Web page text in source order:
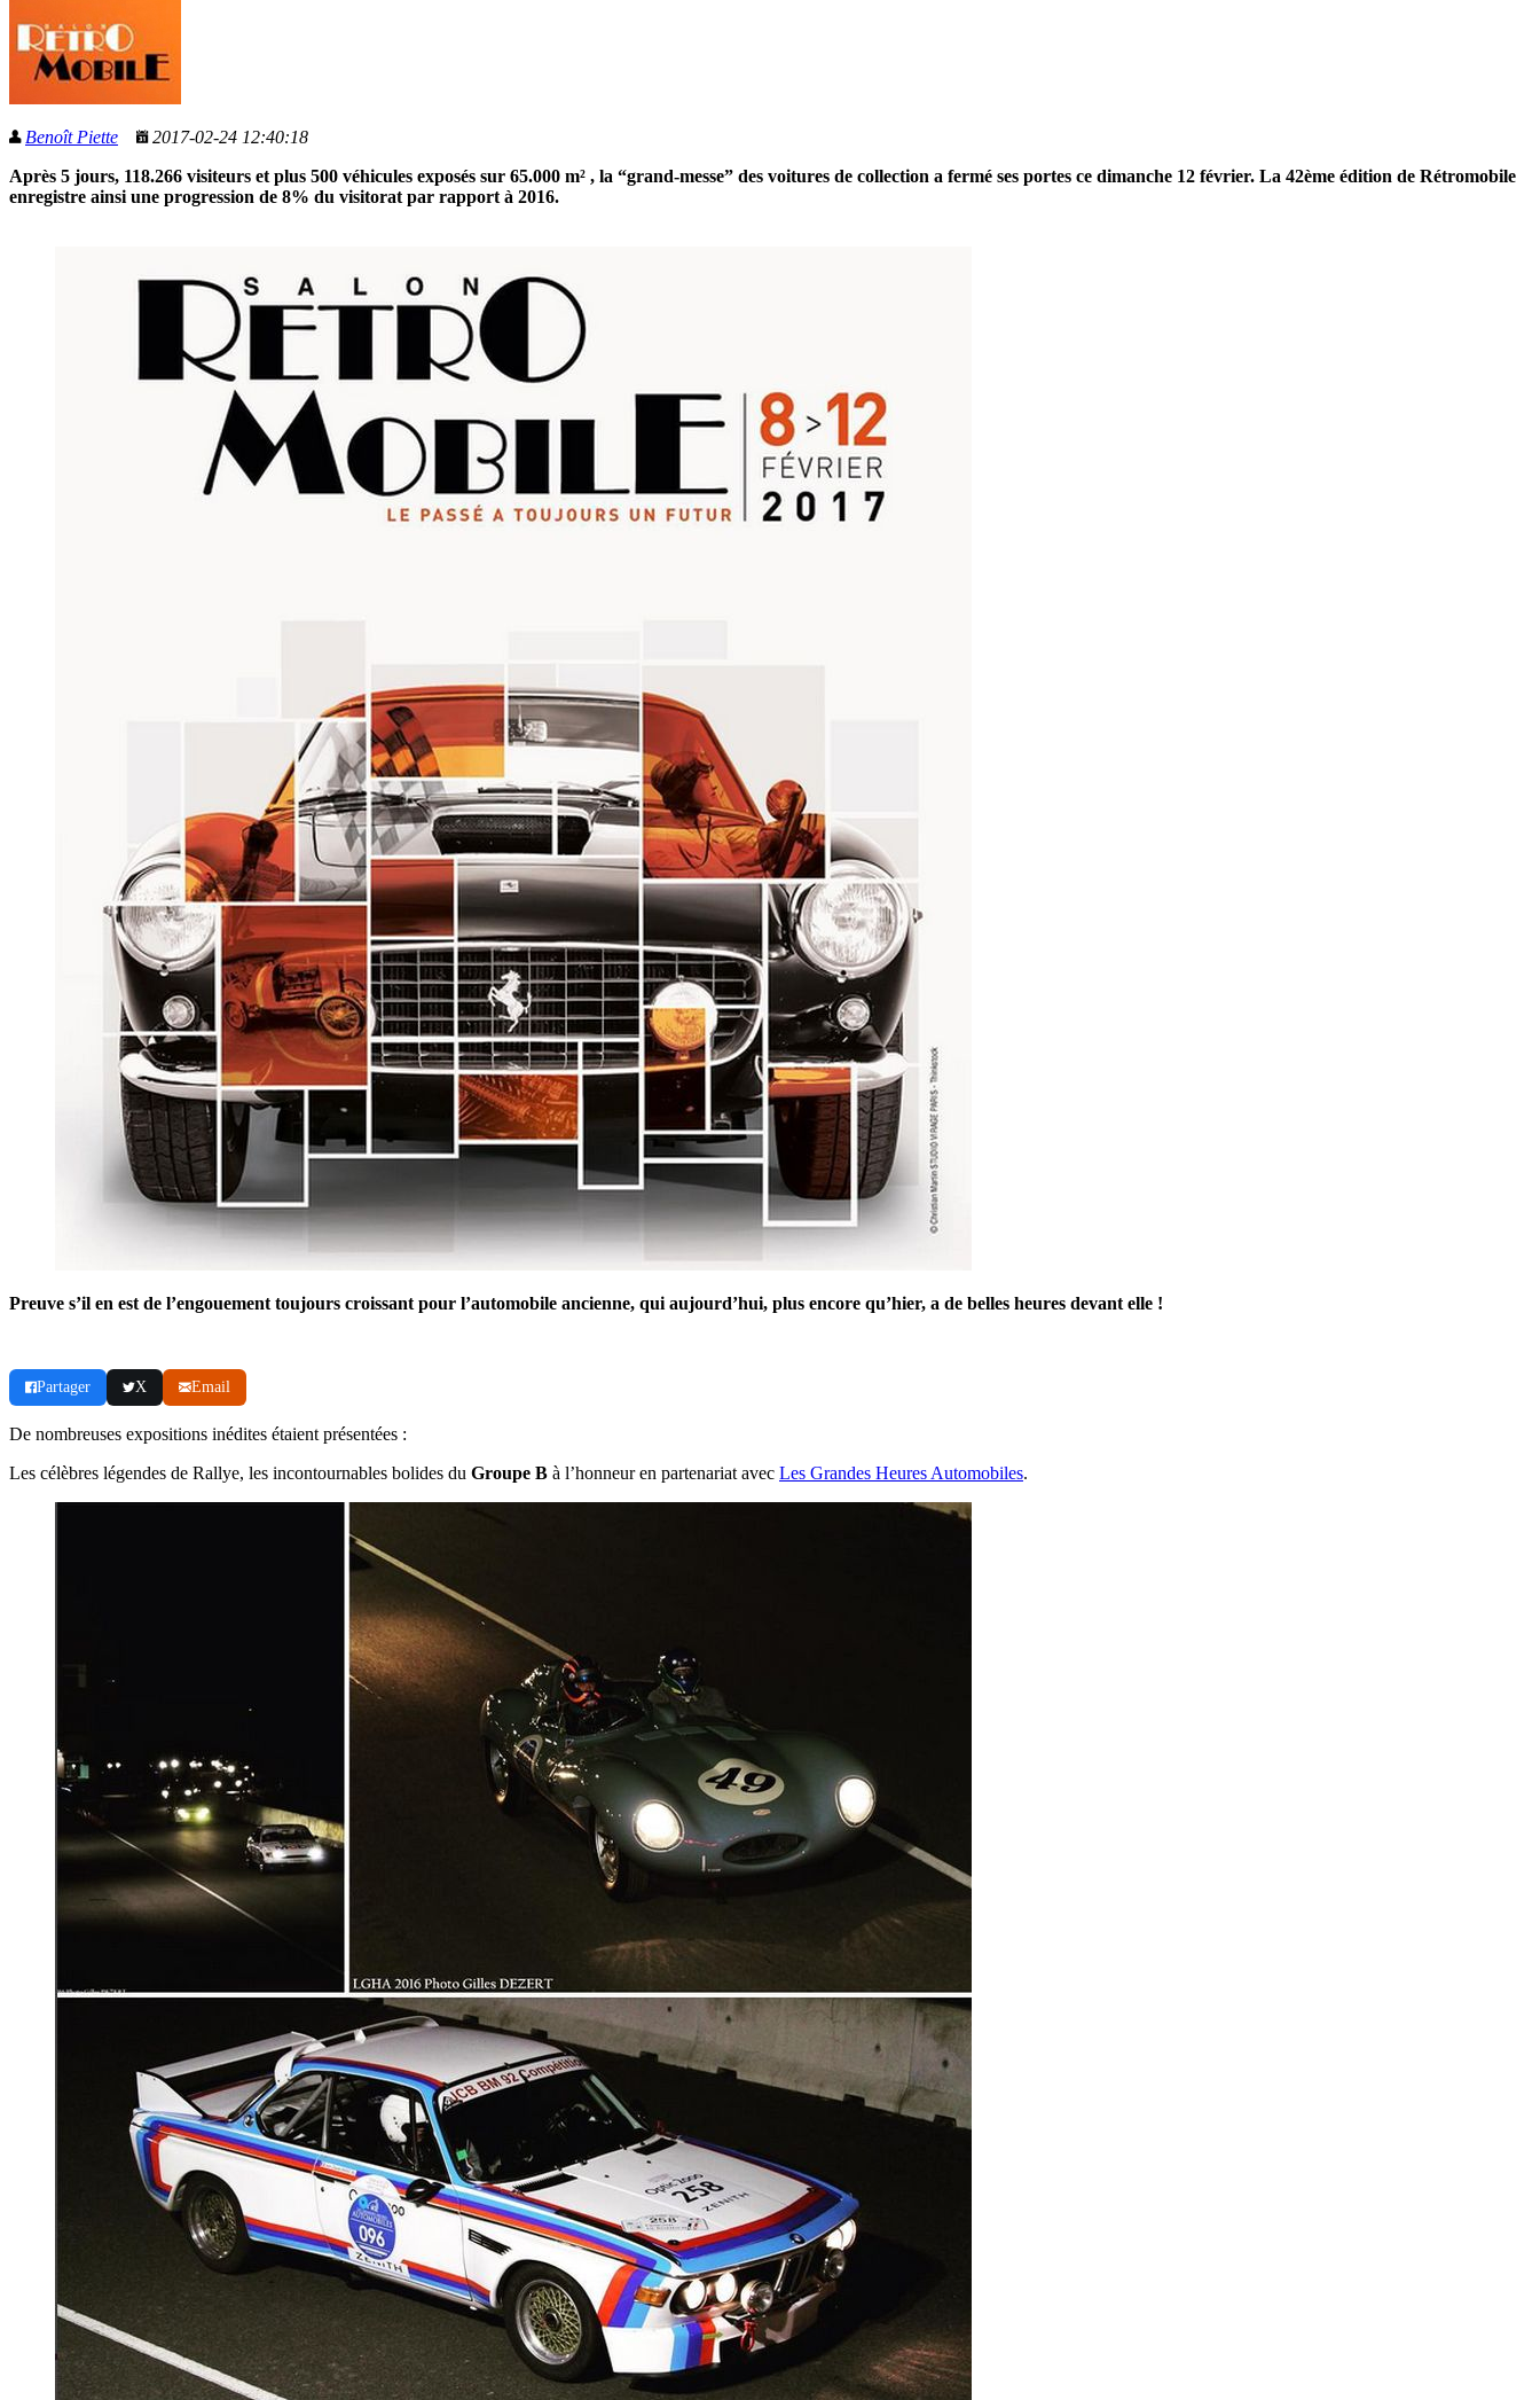
Benoît Piette
2017-02-24 12:40:18
Après 5 jours, 118.266 visiteurs et plus 500 véhicules exposés sur 65.000 m² , la “grand-messe” des voitures de collection a fermé ses portes ce dimanche 12 février. La 42ème édition de Rétromobile
enregistre ainsi une progression de 8% du visitorat par rapport à 2016.
Preuve s’il en est de l’engouement toujours croissant pour l’automobile ancienne, qui aujourd’hui, plus encore qu’hier, a de belles heures devant elle !
Partager X Email
De nombreuses expositions inédites étaient présentées :
Les célèbres légendes de Rallye, les incontournables bolides du Groupe B à l’honneur en partenariat avec Les Grandes Heures Automobiles.